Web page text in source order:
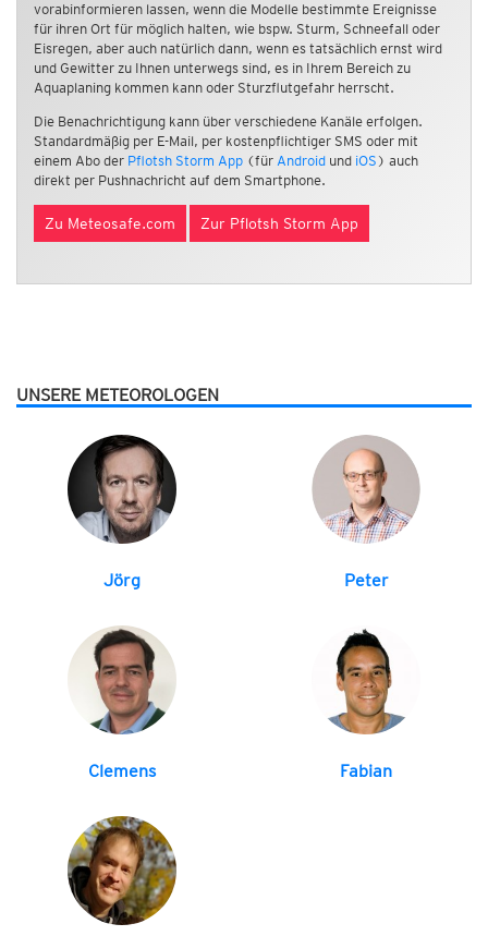
vorabinformieren lassen, wenn die Modelle bestimmte Ereignisse
für ihren Ort für möglich halten, wie bspw. Sturm, Schneefall oder
Eisregen, aber auch natürlich dann, wenn es tatsächlich ernst wird
und Gewitter zu Ihnen unterwegs sind, es in Ihrem Bereich zu
Aquaplaning kommen kann oder Sturzflutgefahr herrscht.
Die Benachrichtigung kann über verschiedene Kanäle erfolgen.
Standardmäßig per E-Mail, per kostenpflichtiger SMS oder mit
einem Abo der Pflotsh Storm App (für Android und iOS ) auch
direkt per Pushnachricht auf dem Smartphone.
Zu Meteosafe.com Zur Pflotsh Storm App
UNSERE METEOROLOGEN
Jörg Peter
Clemens Fabian